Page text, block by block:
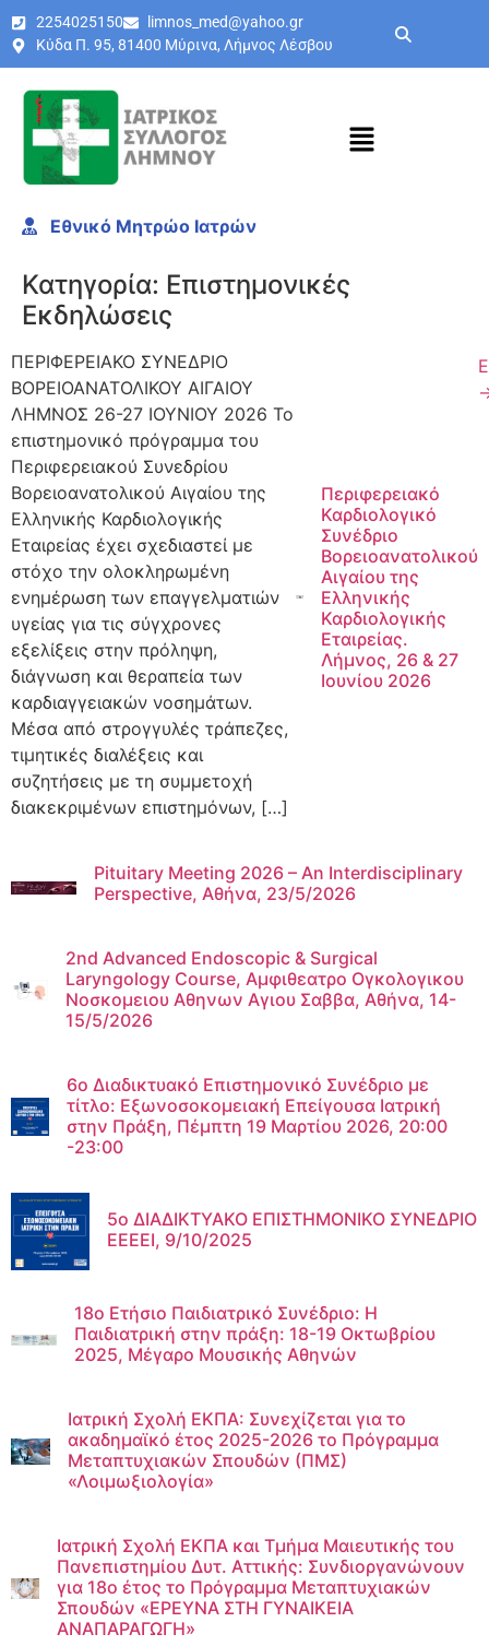
2254025150
limnos_med@yahoo.gr
Κύδα Π. 95, 81400 Μύρινα, Λήμνος Λέσβου
Εθνικό Μητρώο Ιατρών
Κατηγορία: Επιστημονικές
Εκδηλώσεις
Περιφερειακό
Καρδιολογικό
Συνέδριο
Βορειοανατολικού
Αιγαίου της
Ελληνικής
Καρδιολογικής
Εταιρείας.
Λήμνος, 26 & 27
Ιουνίου 2026
ΠΕΡΙΦΕΡΕΙΑΚΟ ΣΥΝΕΔΡΙΟ
ΒΟΡΕΙΟΑΝΑΤΟΛΙΚΟΥ ΑΙΓΑΙΟΥ
ΛΗΜΝΟΣ 26-27 ΙΟΥΝΙΟΥ 2026 Το
επιστημονικό πρόγραμμα του
Περιφερειακού Συνεδρίου
Βορειοανατολικού Αιγαίου της
Ελληνικής Καρδιολογικής
Εταιρείας έχει σχεδιαστεί με
στόχο την ολοκληρωμένη
ενημέρωση των επαγγελματιών
υγείας για τις σύγχρονες
εξελίξεις στην πρόληψη,
διάγνωση και θεραπεία των
καρδιαγγειακών νοσημάτων.
Μέσα από στρογγυλές τράπεζες,
τιμητικές διαλέξεις και
συζητήσεις με τη συμμετοχή
διακεκριμένων επιστημόνων, […]
Pituitary Meeting 2026 – An Interdisciplinary
Perspective, Αθήνα, 23/5/2026
2nd Advanced Endoscopic & Surgical
Laryngology Course, Αμφιθεατρο Ογκολογικου
Νοσκομειου Αθηνων Αγιου Σαββα, Αθήνα, 14-
15/5/2026
6ο Διαδικτυακό Επιστημονικό Συνέδριο με
τίτλο: Εξωνοσοκομειακή Επείγουσα Ιατρική
στην Πράξη, Πέμπτη 19 Μαρτίου 2026, 20:00
-23:00
5ο ΔΙΑΔΙΚΤΥΑΚΟ ΕΠΙΣΤΗΜΟΝΙΚΟ ΣΥΝΕΔΡΙΟ
ΕΕΕΕΙ, 9/10/2025
18ο Ετήσιο Παιδιατρικό Συνέδριο: H
Παιδιατρική στην πράξη: 18-19 Οκτωβρίου
2025, Μέγαρο Μουσικής Αθηνών
Ιατρική Σχολή ΕΚΠΑ: Συνεχίζεται για το
ακαδημαϊκό έτος 2025-2026 το Πρόγραμμα
Μεταπτυχιακών Σπουδών (ΠΜΣ)
«Λοιμωξιολογία»
Ιατρική Σχολή ΕΚΠΑ και Τμήμα Μαιευτικής του
Πανεπιστημίου Δυτ. Αττικής: Συνδιοργανώνουν
για 18ο έτος το Πρόγραμμα Μεταπτυχιακών
Σπουδών «ΕΡΕΥΝΑ ΣΤΗ ΓΥΝΑΙΚΕΙΑ
ΑΝΑΠΑΡΑΓΩΓΗ»